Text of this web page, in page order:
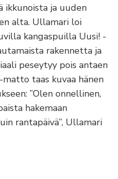
ikkunoista ja uuden
alta. Ullamari loi
kangaspuilla Uusi! -
rakennetta ja
peseytyy pois antaen
taas kuvaa hänen
”Olen onnellinen,
hakemaan
rantapäivä”, Ullamari